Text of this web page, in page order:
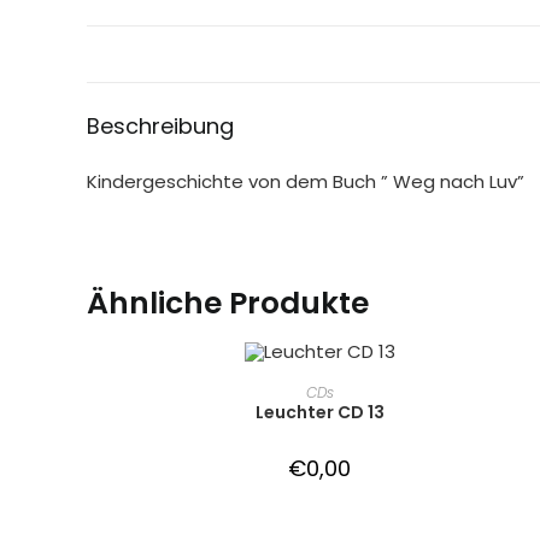
Beschreibung
Kindergeschichte von dem Buch ” Weg nach Luv”
Ähnliche Produkte
IN DEN WARENKORB
CDs
Leuchter CD 13
€0,00